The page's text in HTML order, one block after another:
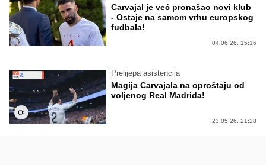
Carvajal je već pronašao novi klub
- Ostaje na samom vrhu europskog
fudbala!
04.06.26. 15:16
Prelijepa asistencija
Magija Carvajala na oproštaju od
voljenog Real Madrida!
23.05.26. 21:28